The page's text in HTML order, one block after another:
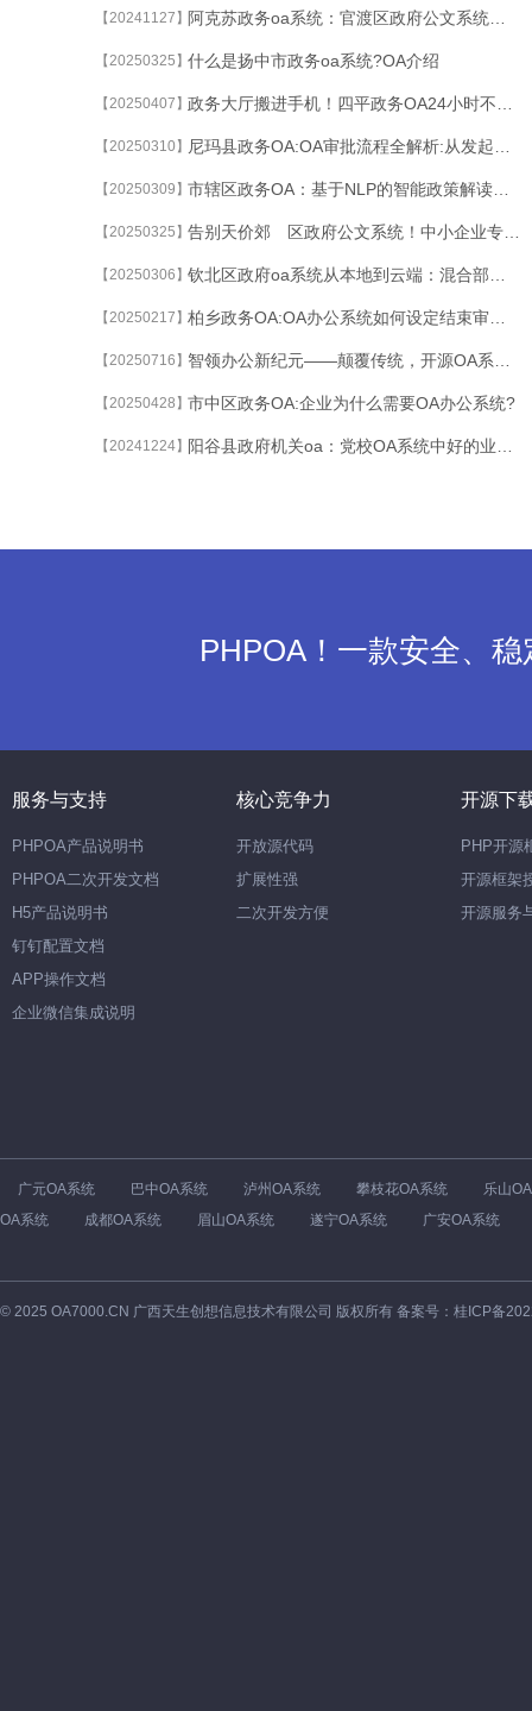
【20241127】 阿克苏政务oa系统：官渡区政府公文系统中JavaWeb项目——博客系统
【20250325】什么是扬中市政务oa系统?OA介绍
【20250407】
【20250310】
【20250309】 市辖区政务OA：基于NLP的智能政策解读与合规性校验系统
【20250325】 告别天价郊 区政府公文系统！中小企业专属套餐，年度成本直省3.8万
【20250306】
【20250217】 柏乡政务OA:OA办公系统如何设定结束审批功能
【20250716】
【20250428】市中区政务OA:企业为什么需要OA办公系统?
【20241224】
PHPOA！一款安全、
服务与支持
PHPOA产品说明书
PHPOA二次开发文档
H5产品说明书
钉钉配置文档
APP操作文档
企业微信集成说明
核心竞争力
开放源代码
扩展性强
二次开发方便
开源下
PHP开源
开源框架
开源服务
广元OA系统 巴中OA系统 泸州OA系统 攀枝花OA系统
乐山
OA系统
成都OA系统 眉山OA系统 遂宁OA系统 广安OA系统
© 2025 OA7000.CN 广西天生创想信息技术有限公司 版权所有 备案号： 桂ICP备